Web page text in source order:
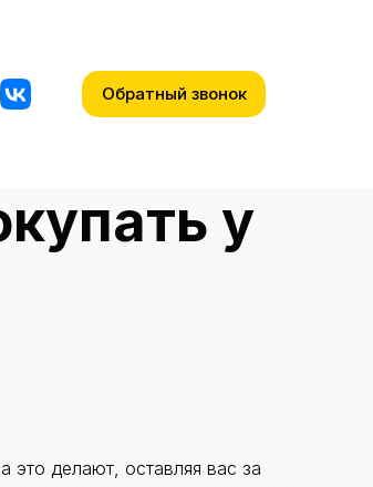
Обратный звонок
у
это делают, оставляя вас за